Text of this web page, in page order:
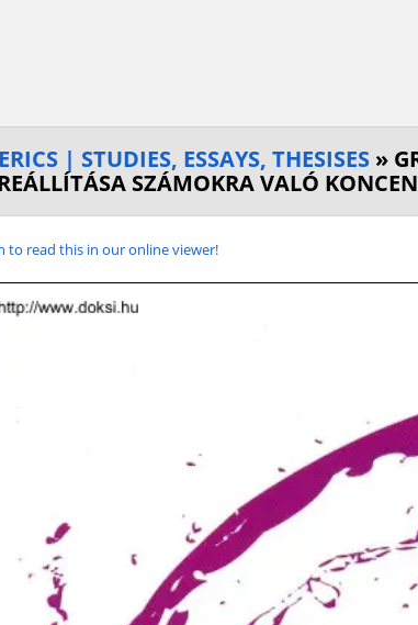
| STUDIES, ESSAYS, THESISES »
SZÁMOKRA VALÓ
to read this in our online viewer!